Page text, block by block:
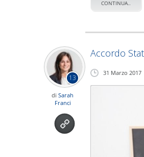
CONTINUA..
Accordo
13
di Sarah
Franci
31 Marzo 2017